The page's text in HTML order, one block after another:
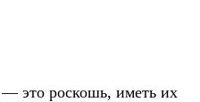
это роскошь, иметь их